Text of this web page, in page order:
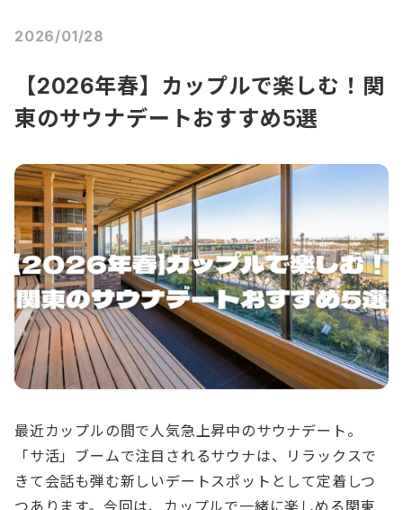
2026/01/28
【2026年春】カップルで楽しむ！関
東のサウナデートおすすめ5選
最近カップルの間で人気急上昇中のサウナデート。
「サ活」ブームで注目されるサウナは、リラックスで
きて会話も弾む新しいデートスポットとして定着しつ
つあります。今回は、カップルで一緒に楽しめる関東